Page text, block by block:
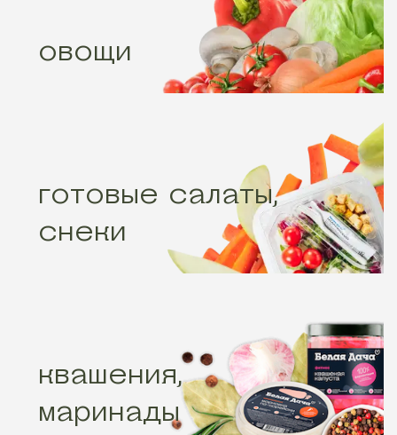
овощи
готовые салаты,
снеки
квашения,
маринады